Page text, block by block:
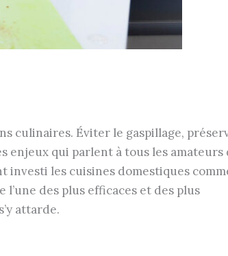
culinaires. Éviter le gaspillage,
enjeux qui parlent à tous les amateurs
investi les cuisines domestiques
l’une des plus efficaces et des plus
attarde.